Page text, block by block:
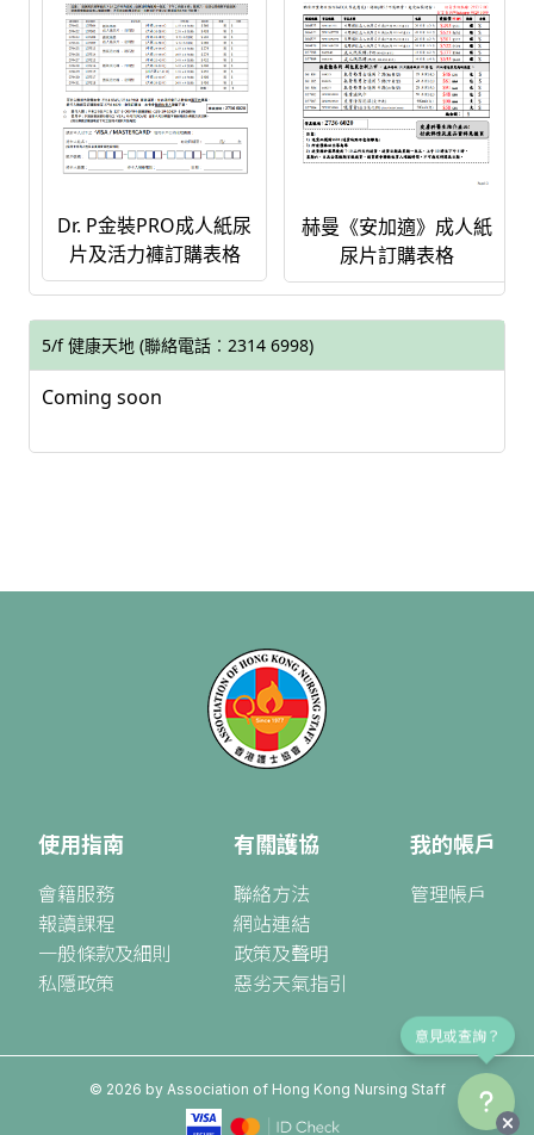
Dr. P金裝PRO成人紙尿
片及活力褲訂購表格
赫曼《安加適》成人紙
尿片訂購表格
5/f 健康天地 (聯絡電話︰2314 6998)
Coming soon
使用指南
會籍服務
報讀課程
一般條款及細則
私隱政策
有關護協
聯絡方法
網站連結
政策及聲明
惡劣天氣指引
我的帳戶
管理帳戶
© 2026 by Association of Hong Kong Nursing Staff
意見或查詢？